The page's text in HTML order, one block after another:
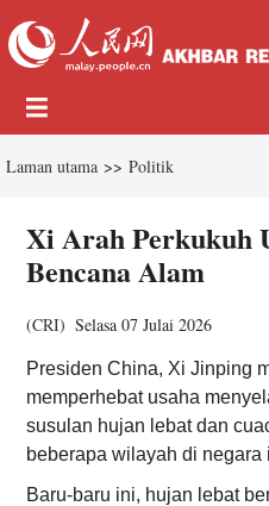
Laman utama >> Politik
Xi Arah Perkukuh
Bencana Alam
(CRI) Selasa 07 Julai 2026
Presiden China, Xi Jinping
memperhebat usaha
susulan hujan lebat dan
beberapa wilayah di negara
Baru-baru ini, hujan lebat